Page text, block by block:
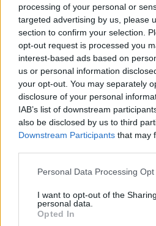
processing of your personal or
targeted advertising by us, please
section to confirm your selection.
opt-out request is processed you
interest-based ads based on
us or personal information
your opt-out. You may separately
disclosure of your personal
IAB’s list of downstream
also be disclosed by us to third
Downstream Participants that may
Please note that this website/app
not limited to your visit or usage
grant or deny consent to Google
use your data for below specified
Personal Data Processing
I want to opt-out of the
personal data.
Opted In
Susanna Riva
Susanna Riva osserva
dell’Archivio di Stato
passato una settimana
sulle cooperative
segnò la scelta
responsabilità
nella redazione,
taccuino sempre